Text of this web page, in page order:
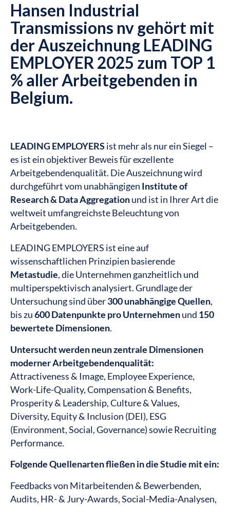
Hansen Industrial
Transmissions nv gehört mit
der Auszeichnung LEADING
EMPLOYER 2025 zum TOP 1
% aller Arbeitgebenden in
Belgium.
LEADING EMPLOYERS ist mehr als nur ein Siegel –
es ist ein objektiver Beweis für exzellente
Arbeitgebendenqualität. Die Auszeichnung wird
durchgeführt vom unabhängigen Institute of
Research & Data Aggregationund ist in Ihrer Art die
weltweit umfangreichste Beleuchtung von
Arbeitgebenden.
LEADING EMPLOYERS ist eine auf
wissenschaftlichen Prinzipien basierende
Metastudie, die Unternehmen ganzheitlich und
multiperspektivisch analysiert. Grundlage der
Untersuchung sind über300 unabhängige Quellen,
bis zu600 Datenpunkte pro Unternehmenund 150
bewertete Dimensionen.
Untersucht werden neun zentrale Dimensionen
moderner Arbeitgebendenqualität:
Attractiveness & Image, Employee Experience,
Work-Life-Quality, Compensation & Benefits,
Prosperity & Leadership, Culture & Values,
Diversity, Equity & Inclusion (DEI), ESG
(Environment, Social, Governance) sowie Recruiting
Performance.
Folgende Quellenarten fließen in die Studie mit ein:
Feedbacks von Mitarbeitenden & Bewerbenden,
Audits, HR- & Jury-Awards, Social-Media-Analysen,